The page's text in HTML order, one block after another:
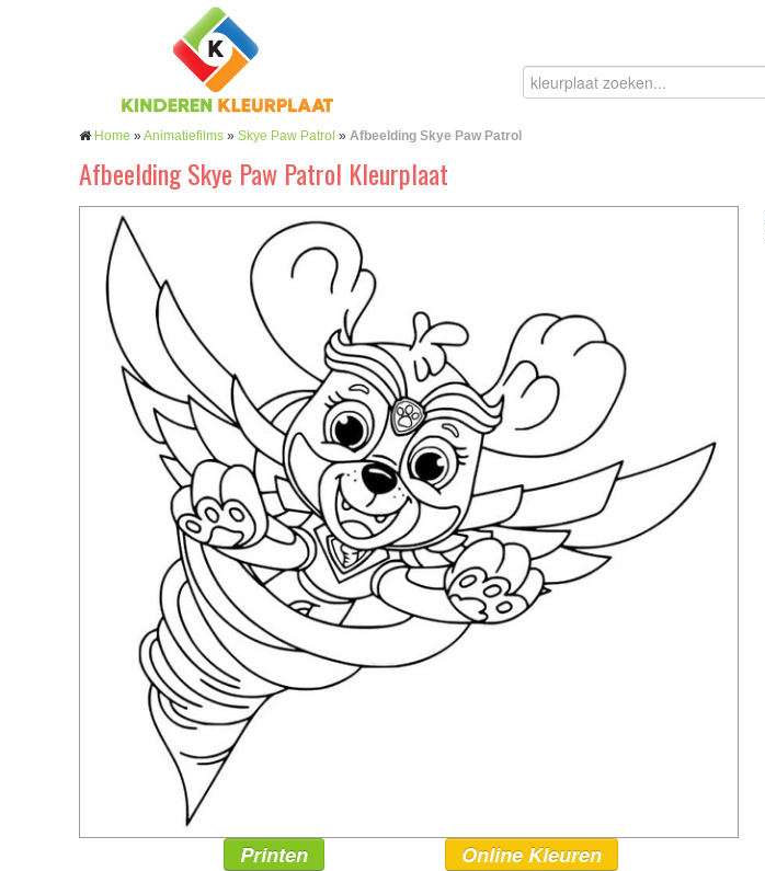
Home »Animatiefilms » Skye Paw Patrol » Afbeelding Skye Paw Patrol
Afbeelding Skye Paw Patrol Kleurplaat
Printen Online Kleuren